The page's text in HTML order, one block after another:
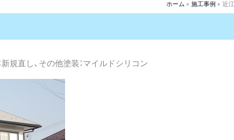
ホーム 施工事例 近
新規直し、その他塗装：マイルドシリコン